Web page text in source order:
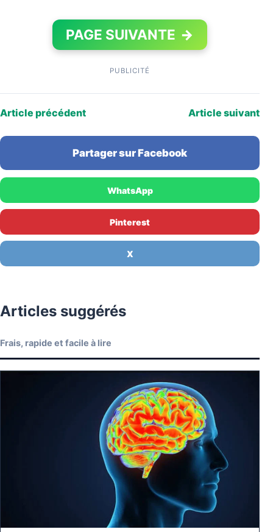
PAGE SUIVANTE →
PUBLICITÉ
Article précédent Article suivant
Partager sur Facebook
WhatsApp
Pinterest
X
Articles suggérés
Frais, rapide et facile à lire